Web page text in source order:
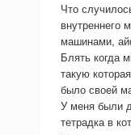
Что
внутреннего
машинами,
Блять когда
такую
было своей
У меня были
тетрадка в